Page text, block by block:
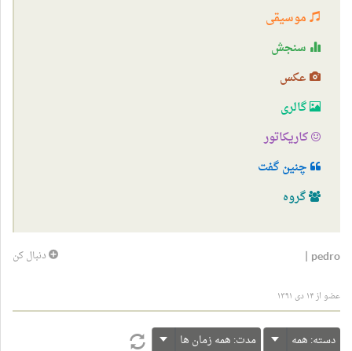
موسیقی
سنجش
عکس
گالری
کاریکاتور
چنین گفت
گروه
دنبال کن pedro
|
عضو از ۱۴ دی ۱۳۹۱
دسته: همه مدت: همه زمان ها